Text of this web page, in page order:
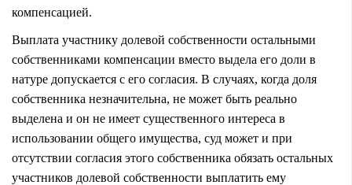
компенсацией.
Выплата участнику долевой собственности остальными
собственниками компенсации вместо выдела его доли в
натуре допускается с его согласия. В случаях, когда доля
собственника незначительна, не может быть реально
выделена и он не имеет существенного интереса в
использовании общего имущества, суд может и при
отсутствии согласия этого собственника обязать остальных
участников долевой собственности выплатить ему